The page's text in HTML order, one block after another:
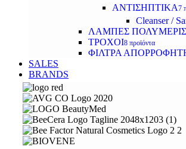
ΑΝΤΙΣΗΠΤΙΚΑ7
Cleanser /
ΛΑΜΠΕΣ
ΤΡΟΧΟΙ8 προϊόντα
ΦΙΛΤΡΑ
SALES
BRANDS